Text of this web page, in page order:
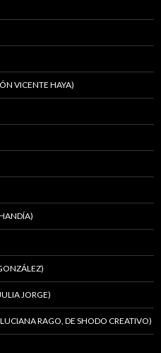
VICENTE HAYA)
JORGE)
RAGO, DE SHODO CREATIVO)